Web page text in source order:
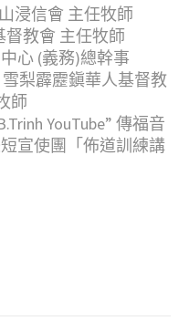
浸信會 主任牧師
督教會 主任牧師
心 (義務)總幹事
雪梨霹靂鎭華人基督教
師
YouTube” 傳福音
宣使團「佈道訓練講